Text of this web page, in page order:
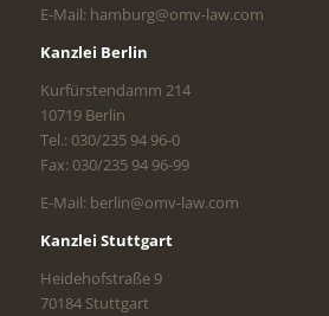
E-Mail: hamburg@omv-law.com
Kanzlei Berlin
Kurfürstendamm 214
10719 Berlin
Tel.: 030/235 94 96-0
Fax: 030/235 94 96-99
E-Mail: berlin@omv-law.com
Kanzlei Stuttgart
Heidehofstraße 9
70184 Stuttgart